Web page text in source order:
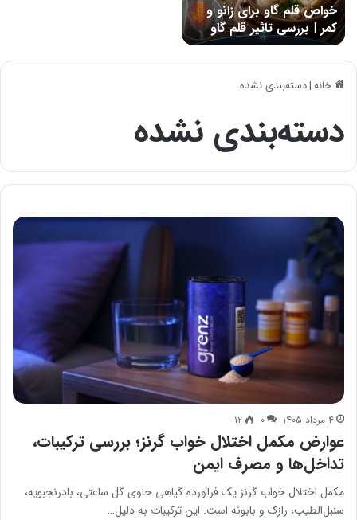
خواص قلم گاو برای زانو و
کمر | بررسی تاثیر قلم گاو
برای زانو درد و کمر درد
خانه|دسته‌بندی نشده
دسته‌بندی نشده
۴ مرداد ۱۴۰۵ ۰ ۱۲
عوارض مکمل اختلال خواب گرنز؛ بررسی ترکیبات،
تداخل‌ها و مصرف ایمن
مکمل اختلال خواب گرنز یک فرآورده گیاهی حاوی گل ساعتی، بادرنجبویه،
سنبل‌الطیب، رازک و بابونه است. این ترکیبات به دلیل…